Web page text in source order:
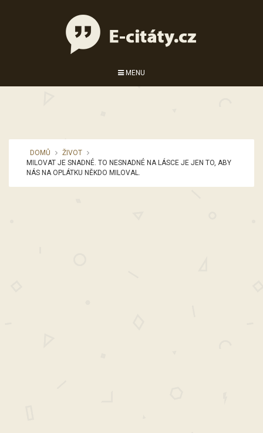
MENU
DOMŮ
ŽIVOT
MILOVAT JE SNADNÉ. TO NESNADNÉ NA LÁSCE JE JEN TO, ABY
NÁS NA OPLÁTKU NĚKDO MILOVAL.